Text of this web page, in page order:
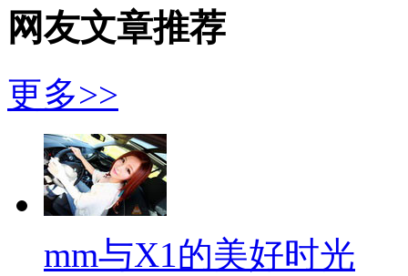
网友文章推荐
更多>>
mm与X1的美好时光